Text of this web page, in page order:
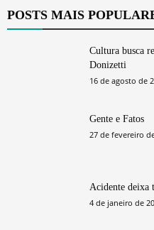
POSTS MAIS
Cultura busca
Donizetti
16 de agosto de
Gente e Fatos
27 de fevereiro
Acidente deixa
4 de janeiro de